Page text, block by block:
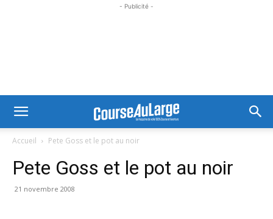
- Publicité -
Accueil Pete Goss et le pot au noir
Pete Goss et le pot au noir
21 novembre 2008